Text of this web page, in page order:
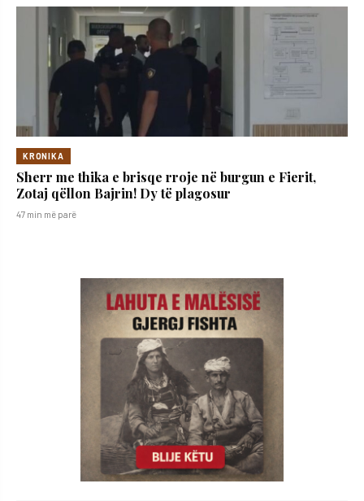
KRONIKA
Sherr me thika e brisqe rroje në burgun e Fierit,
Zotaj qëllon Bajrin! Dy të plagosur
47 min më parë